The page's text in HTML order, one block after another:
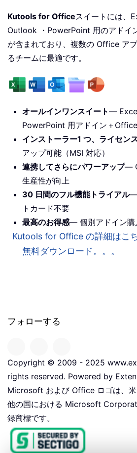
Kutools for Officeスイートには、
Outlook ・PowerPoint 用のアドイ
が含まれており、複数の Office ア
るチームに最適です。
オールインワンスイート—
PowerPoint 用アドイン＋
インストーラー1 つ、ライセン
アップ可能（MSI 対応）
連携してさらにパワーアップ—
生産性が向上
30 日間のフル機能トライアル—
トカード不要
最高のお得感— 個別アドイン購
Kutools for Office の詳細はこち
無料ダウンロード。。。
フォローする
Copyright © 2009 - 2025
rights reserved. Powered by
Microsoft および Office ロゴは、
他の国における Microsoft
録商標です。